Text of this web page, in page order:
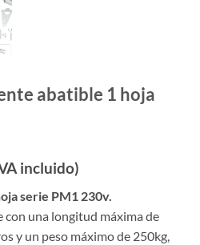
abatible 1 hoja
incluido)
serie PM1 230v.
una longitud máxima de
y un peso máximo de 250kg,